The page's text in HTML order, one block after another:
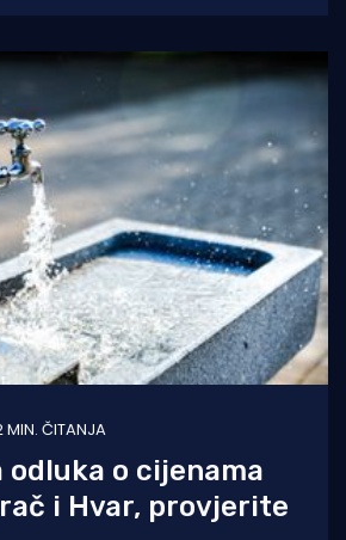
MIN. ČITANJA
odluka o cijenama
i Hvar, provjerite